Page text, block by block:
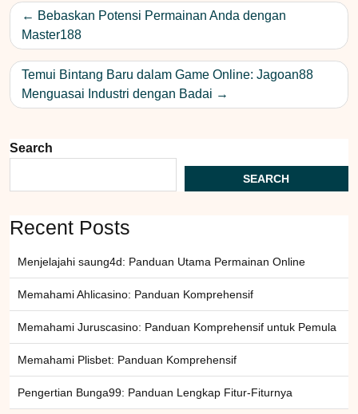
Post
navigation
Bebaskan Potensi Permainan Anda dengan
Master188
Temui Bintang Baru dalam Game Online: Jagoan88
Menguasai Industri dengan Badai
Search
SEARCH
Recent Posts
Menjelajahi saung4d: Panduan Utama Permainan Online
Memahami Ahlicasino: Panduan Komprehensif
Memahami Juruscasino: Panduan Komprehensif untuk Pemula
Memahami Plisbet: Panduan Komprehensif
Pengertian Bunga99: Panduan Lengkap Fitur-Fiturnya